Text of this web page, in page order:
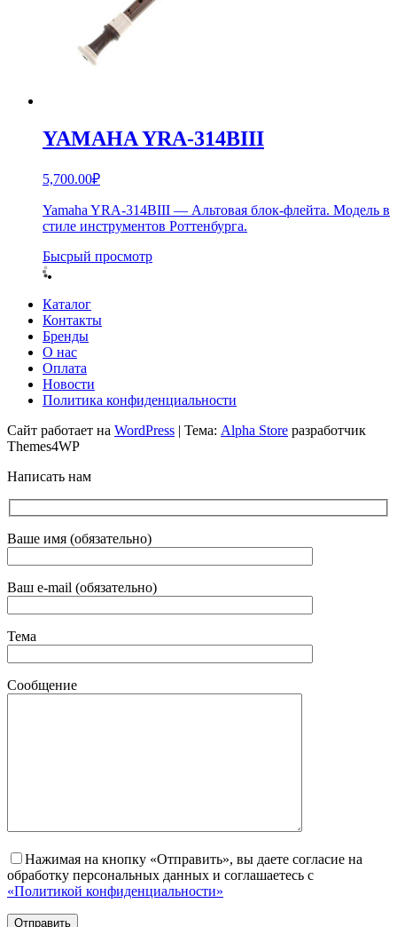
YAMAHA YRA-314BIII
5,700.00₽
Yamaha YRA-314BIII — Альтовая блок-флейта. Модель в
стиле инструментов Роттенбурга.
Бысрый просмотр
Каталог
Контакты
Бренды
О нас
Оплата
Новости
Политика конфиденциальности
Сайт работает на WordPress | Тема: Alpha Store разработчик
Themes4WP
Написать нам
Ваше имя (обязательно)
Ваш e-mail (обязательно)
Тема
Сообщение
Нажимая на кнопку «Отправить», вы даете согласие на
обработку персональных данных и соглашаетесь с
«Политикой конфиденциальности»